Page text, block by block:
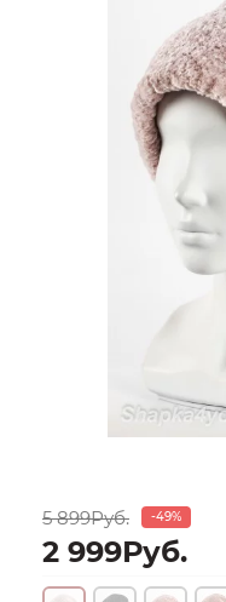
5 899Руб. -49%
2 999Руб.